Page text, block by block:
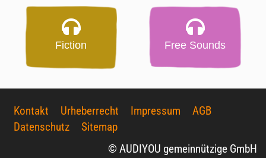
Fiction Free Sounds
Kontakt Urheberrecht Impressum
AGB
Datenschutz
Sitemap
© AUDIYOU gemeinnützige GmbH